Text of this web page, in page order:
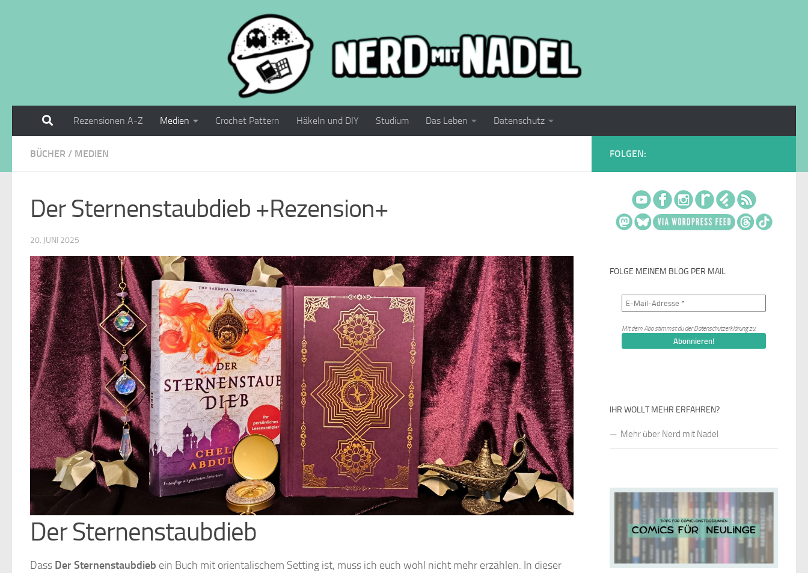
Rezensionen A-Z Medien Crochet Pattern Häkeln und DIY Studium Das Leben Datenschutz
BÜCHER / MEDIEN
Der Sternenstaubdieb +Rezension+
20. JUNI 2025
Der Sternenstaubdieb
Dass Der Sternenstaubdieb ein Buch mit orientalischem Setting ist, muss ich euch wohl nicht mehr erzählen. In dieser
FOLGEN:
FOLGE MEINEM BLOG PER MAIL
Mit dem Abo stimmst du derDatenschutzerklärungzu.
IHR WOLLT MEHR ERFAHREN?
Mehr über Nerd mit Nadel